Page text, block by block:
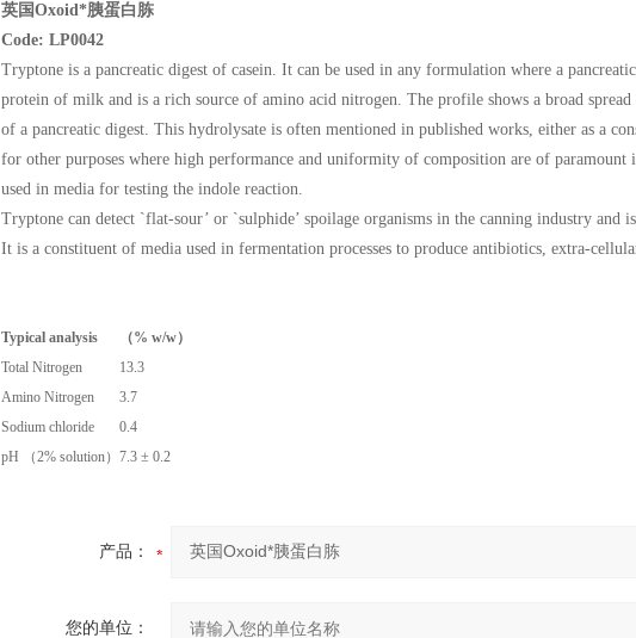
英国Oxoid*胰蛋白胨
Code: LP0042
Tryptone is a pancreatic digest of casein. It can be used in any formulation where a
protein of milk and is a rich source of amino acid nitrogen. The profile shows a broad
of a pancreatic digest. This hydrolysate is often mentioned in published works, either as a
for other purposes where high performance and uniformity of composition are of
used in media for testing the indole reaction.
Tryptone can detect `flat-sour’ or `sulphide’ spoilage organisms in the canning industry and
It is a constituent of media used in fermentation processes to produce antibiotics, extra-
Typical analysis
（% w/w）
Total Nitrogen
13.3
Amino Nitrogen
3.7
Sodium chloride
0.4
pH （2% solution） 7.3 ± 0.2
产品：
您的单位：